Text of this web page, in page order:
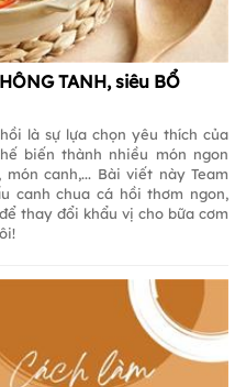
TANH, siêu BỔ
là sự lựa chọn yêu thích của
biến thành nhiều món ngon
canh,... Bài viết này Team
canh chua cá hồi thơm ngon,
thay đổi khẩu vị cho bữa cơm